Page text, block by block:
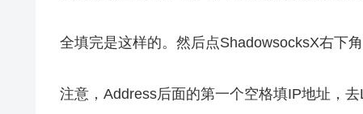
全填完是这样的。然后点ShadowsocksX右下角
注意，Address后面的第一个空格填IP地址，